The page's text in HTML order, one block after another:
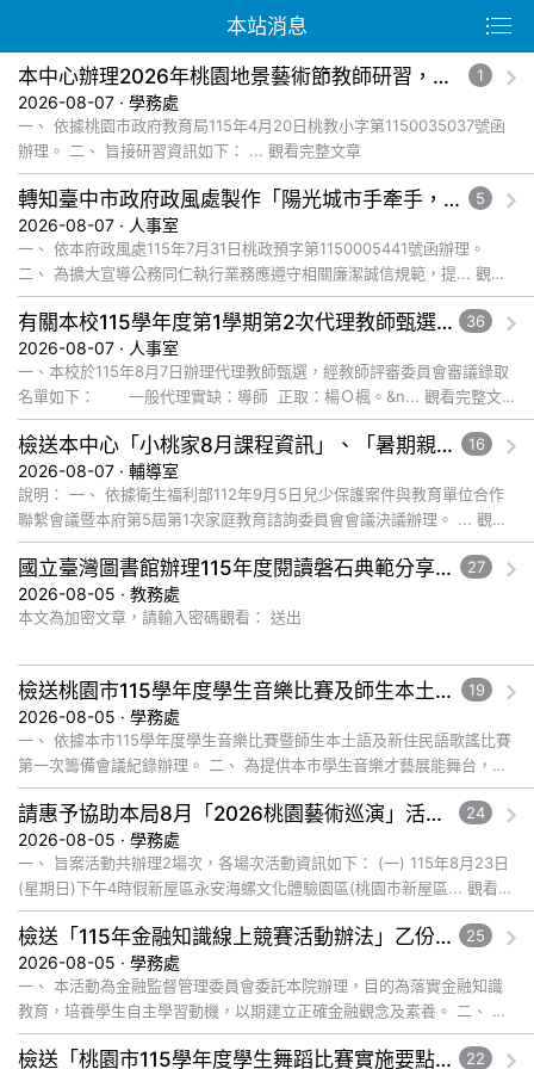
本站消息
本中心辦理2026年桃園地景藝術節教師研習，請惠予轉知貴校教師踴躍報名參加，請查照。 1
2026-08-07 · 學務處
一、 依據桃園市政府教育局115年4月20日桃教小字第1150035037號函
辦理。 二、 旨接研習資訊如下： ... 觀看完整文章
轉知臺中市政府政風處製作「陽光城市手牽手，綠能透明齊步走」動畫影片，請協助宣導運用，請查照。 5
2026-08-07 · 人事室
一、 依本府政風處115年7月31日桃政預字第1150005441號函辦理。
二、 為擴大宣導公務同仁執行業務應遵守相關廉潔誠信規範，提... 觀看
完整文章
有關本校115學年度第1學期第2次代理教師甄選錄取公告 36
2026-08-07 · 人事室
一、本校於115年8月7日辦理代理教師甄選，經教師評審委員會審議錄取
名單如下： 一般代理實缺：導師 正取：楊Ｏ楓。&n... 觀看完整文
章
檢送本中心「小桃家8月課程資訊」、「暑期親子電影營」、「祖孫樂淘桃」、「愛『原原』不絕-親子共學同樂會」、「邁向下一站幸福系列講座及成長團體」海報各1份，惠請貴機關(學校)運用多元管道宣導 16
2026-08-07 · 輔導室
說明： 一、 依據衛生福利部112年9月5日兒少保護案件與教育單位合作
聯繫會議暨本府第5屆第1次家庭教育諮詢委員會會議決議辦理。 ... 觀看
完整文章
國立臺灣圖書館辦理115年度閱讀磐石典範分享暨閱讀推動專業研習 27
2026-08-05 · 教務處
本文為加密文章，請輸入密碼觀看： 送出
檢送桃園市115學年度學生音樂比賽及師生本土語及新住民語歌謠比賽實施要點各1份，請公告周知，請查照。 19
2026-08-05 · 學務處
一、 依據本市115學年度學生音樂比賽暨師生本土語及新住民語歌謠比賽
第一次籌備會議紀錄辦理。 二、 為提供本市學生音樂才藝展能舞台，促
進... 觀看完整文章
請惠予協助本局8月「2026桃園藝術巡演」活動宣傳相關事宜，請查照。 24
2026-08-05 · 學務處
一、 旨案活動共辦理2場次，各場次活動資訊如下： (一) 115年8月23日
(星期日)下午4時假新屋區永安海螺文化體驗園區(桃園市新屋區... 觀看完
整文章
檢送「115年金融知識線上競賽活動辦法」乙份，敬請轉知師生報名，請查照。 25
2026-08-05 · 學務處
一、 本活動為金融監督管理委員會委託本院辦理，目的為落實金融知識
教育，培養學生自主學習動機，以期建立正確金融觀念及素養。 二、 旨
揭活動... 觀看完整文章
檢送「桃園市115學年度學生舞蹈比賽實施要點」1份，詳如說明，請查照。 22